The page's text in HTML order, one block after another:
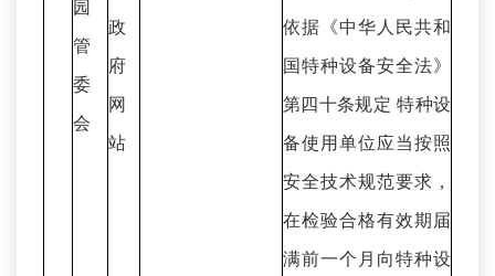
园
管
委
会
政
府
网
站
依据《中华人民共和
国特种设备安全法》
第四十条规定 特种设
备使用单位应当按照
安全技术规范要求，
在检验合格有效期届
满前一个月向特种设